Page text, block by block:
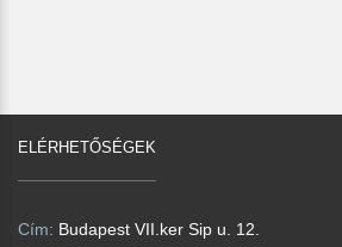
ELÉRHETŐSÉGEK
Cím: Budapest VII.ker Sip u. 12.